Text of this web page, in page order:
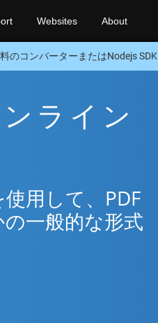
Websites About
のコンバーターまたはNodejs SDK
ライン
用して、PDF
一般的な形式